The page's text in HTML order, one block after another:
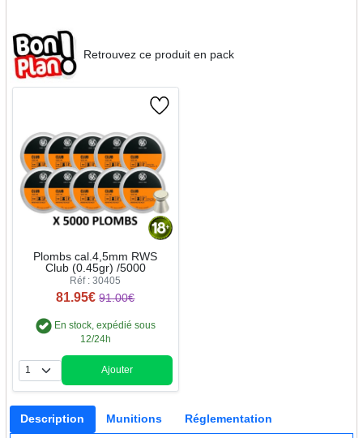
Retrouvez ce produit en pack
Plombs cal.4,5mm RWS
Club (0.45gr) /5000
Réf : 30405
81.95€ 91.00€
En stock, expédié sous
12/24h
Quantité
Ajouter
Description Munitions Réglementation